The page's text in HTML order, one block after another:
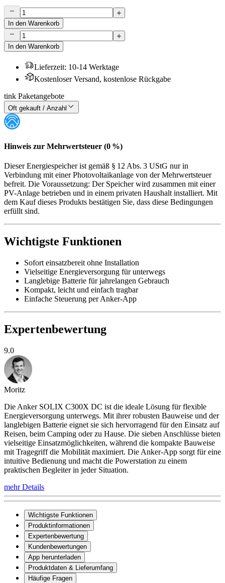
In den Warenkorb
In den Warenkorb
Lieferzeit: 10-14 Werktage
Kostenloser Versand, kostenlose Rückgabe
tink Paketangebote
Oft gekauft / Anzahl
Hinweis zur Mehrwertsteuer (0 %)
Dieser Energiespeicher ist gemäß § 12 Abs. 3 UStG nur in
Verbindung mit einer Photovoltaikanlage von der Mehrwertsteuer
befreit. Die Voraussetzung: Der Speicher wird zusammen mit einer
PV-Anlage betrieben und in einem privaten Haushalt installiert. Mit
dem Kauf dieses Produkts bestätigen Sie, dass diese Bedingungen
erfüllt sind.
Wichtigste Funktionen
Sofort einsatzbereit ohne Installation
Vielseitige Energieversorgung für unterwegs
Langlebige Batterie für jahrelangen Gebrauch
Kompakt, leicht und einfach tragbar
Einfache Steuerung per Anker-App
Expertenbewertung
9.0
Moritz
Die Anker SOLIX C300X DC ist die ideale Lösung für flexible
Energieversorgung unterwegs. Mit ihrer robusten Bauweise und der
langlebigen Batterie eignet sie sich hervorragend für den Einsatz auf
Reisen, beim Camping oder zu Hause. Die sieben Anschlüsse bieten
vielseitige Einsatzmöglichkeiten, während die kompakte Bauweise
mit Tragegriff die Mobilität maximiert. Die Anker-App sorgt für eine
intuitive Bedienung und macht die Powerstation zu einem
praktischen Begleiter in jeder Situation.
mehr Details
Wichtigste Funktionen
Produktinformationen
Expertenbewertung
Kundenbewertungen
App herunterladen
Produktdaten & Lieferumfang
Häufige Fragen